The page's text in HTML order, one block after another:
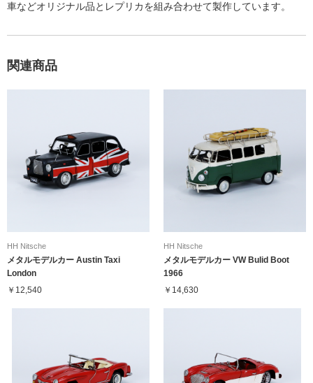
車などオリジナル品とレプリカを組み合わせて製作しています。
関連商品
HH Nitsche
メタルモデルカー Austin Taxi
London
￥12,540
HH Nitsche
メタルモデルカー VW Bulid Boot
1966
￥14,630